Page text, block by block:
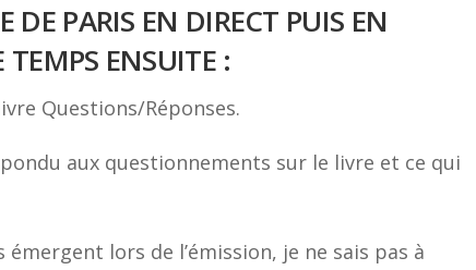
PARIS EN DIRECT PUIS EN
TEMPS ENSUITE :
Questions/Réponses.
aux questionnements sur le livre et ce qui
lors de l’émission, je ne sais pas à